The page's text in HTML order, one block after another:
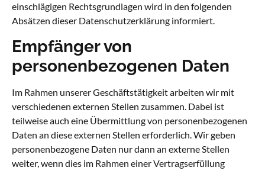
einschlägigen Rechtsgrundlagen wird in den folgenden
Absätzen dieser Datenschutzerklärung informiert.
Empfänger von
personenbezogenen Daten
Im Rahmen unserer Geschäftstätigkeit arbeiten wir mit
verschiedenen externen Stellen zusammen. Dabei ist
teilweise auch eine Übermittlung von personenbezogenen
Daten an diese externen Stellen erforderlich. Wir geben
personenbezogene Daten nur dann an externe Stellen
weiter, wenn dies im Rahmen einer Vertragserfüllung